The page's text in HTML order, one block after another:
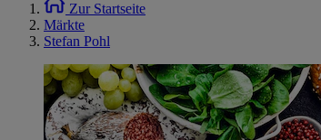
Zur Startseite
Märkte
Stefan Pohl